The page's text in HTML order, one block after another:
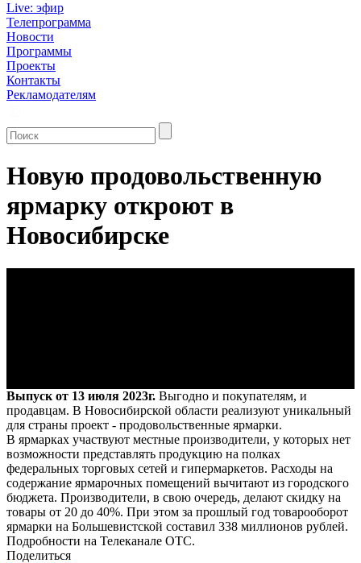
Live: эфир
Телепрограмма
Новости
Программы
Проекты
Контакты
Рекламодателям
Новую продовольственную
ярмарку откроют в
Новосибирске
Выпуск от 13 июля 2023г. Выгодно и покупателям, и
продавцам. В Новосибирской области реализуют уникальный
для страны проект - продовольственные ярмарки.
В ярмарках участвуют местные производители, у которых нет
возможности представлять продукцию на полках
федеральных торговых сетей и гипермаркетов. Расходы на
содержание ярмарочных помещений вычитают из городского
бюджета. Производители, в свою очередь, делают скидку на
товары от 20 до 40%. При этом за прошлый год товарооборот
ярмарки на Большевистской составил 338 миллионов рублей.
Подробности на Телеканале ОТС.
Поделиться